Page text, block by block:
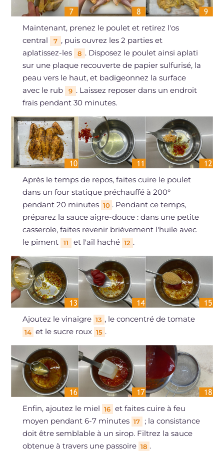
Maintenant, prenez le poulet et retirez l'os
central
7 , puis ouvrez les 2 parties et
aplatissez-les
8 . Disposez le poulet ainsi aplati
sur une plaque recouverte de papier sulfurisé, la
peau vers le haut, et badigeonnez la surface
avec le rub
9 . Laissez reposer dans un endroit
frais pendant 30 minutes.
Après le temps de repos, faites cuire le poulet
dans un four statique préchauffé à 200°
pendant 20 minutes 10 . Pendant ce temps,
préparez la sauce aigre-douce : dans une petite
casserole, faites revenir brièvement l'huile avec
le piment
11 et l'ail haché 12 .
Ajoutez le vinaigre 13 , le concentré de tomate
14 et le sucre roux 15 .
Enfin, ajoutez le miel 16 et faites cuire à feu
moyen pendant 6-7 minutes 17
; la consistance
doit être semblable à un sirop. Filtrez la sauce
obtenue à travers une passoire 18 .